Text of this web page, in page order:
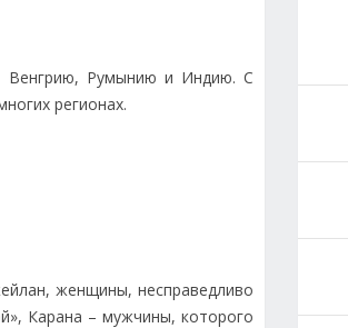
Венгрию, Румынию и Индию. С
регионах.
женщины, несправедливо
Карана – мужчины, которого